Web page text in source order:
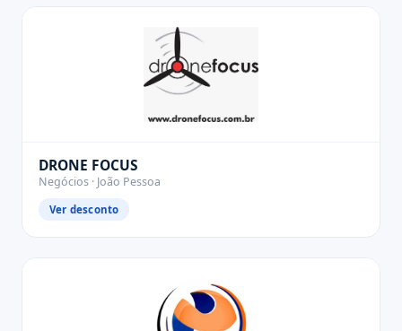
DRONE FOCUS
Negócios · João Pessoa
Ver desconto